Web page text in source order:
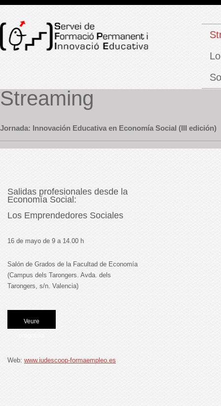
Streaming
Jornada: Innovación Educativa en Economía Social (III edición)
Salidas profesionales desde la
Economía Social:
Los Emprendedores Sociales
16 de mayo de 9 a 14.00 h
Salón de Grados de la Facultad de Economía
(Campus dels Tarongers. Avda. dels
Tarongers, s/n. Valencia)
Veure
Web: www.iudescoop-formaempleo.es